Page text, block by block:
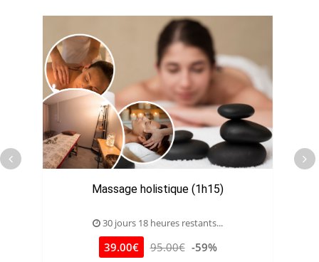
Massage holistique (1h15)
30 jours 18 heures restants...
39.00€ 95.00€ -59%